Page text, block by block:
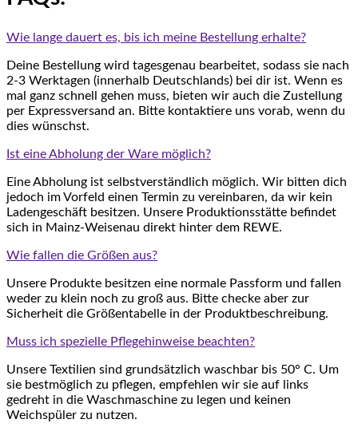
Wie lange dauert es, bis ich meine Bestellung erhalte?
Deine Bestellung wird tagesgenau bearbeitet, sodass sie nach
2-3 Werktagen (innerhalb Deutschlands) bei dir ist. Wenn es
mal ganz schnell gehen muss, bieten wir auch die Zustellung
per Expressversand an. Bitte kontaktiere uns vorab, wenn du
dies wünschst.
Ist eine Abholung der Ware möglich?
Eine Abholung ist selbstverständlich möglich. Wir bitten dich
jedoch im Vorfeld einen Termin zu vereinbaren, da wir kein
Ladengeschäft besitzen. Unsere Produktionsstätte befindet
sich in Mainz-Weisenau direkt hinter dem REWE.
Wie fallen die Größen aus?
Unsere Produkte besitzen eine normale Passform und fallen
weder zu klein noch zu groß aus. Bitte checke aber zur
Sicherheit die Größentabelle in der Produktbeschreibung.
Muss ich spezielle Pflegehinweise beachten?
Unsere Textilien sind grundsätzlich waschbar bis 50° C. Um
sie bestmöglich zu pflegen, empfehlen wir sie auf links
gedreht in die Waschmaschine zu legen und keinen
Weichspüler zu nutzen.